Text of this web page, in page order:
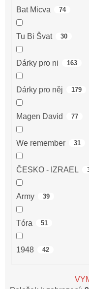
Bat Micva 74
Tu Bi Švat 30
Dárky pro ni 163
Dárky pro něj 179
Magen David 77
We remember 31
ČESKO - IZRAEL
Army 39
Tóra 51
1948 42